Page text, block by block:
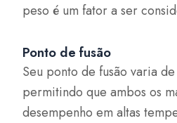
peso é um fator a ser
Ponto de fusão
Seu ponto de fusão varia
permitindo que ambos os
desempenho em altas